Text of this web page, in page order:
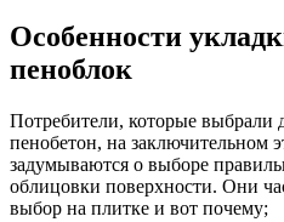
Особенности
пеноблок
Потребители, которые выбрали
пенобетон, на заключительном
задумываются о выборе
облицовки поверхности. Они
выбор на плитке и вот почему;